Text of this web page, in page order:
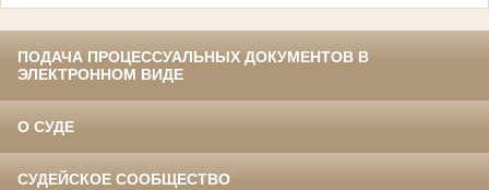
ПОДАЧА ПРОЦЕССУАЛЬНЫХ ДОКУМЕНТОВ В
ЭЛЕКТРОННОМ ВИДЕ
О СУДЕ
СУДЕЙСКОЕ СООБЩЕСТВО